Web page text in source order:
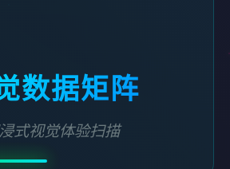
数据矩阵
式视觉体验扫描